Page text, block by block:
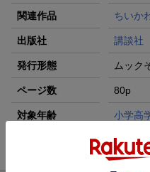
関連作品 ちいか
出版社 講談社
発行形態 ムック
ページ数 80p
対象年齢 小学高